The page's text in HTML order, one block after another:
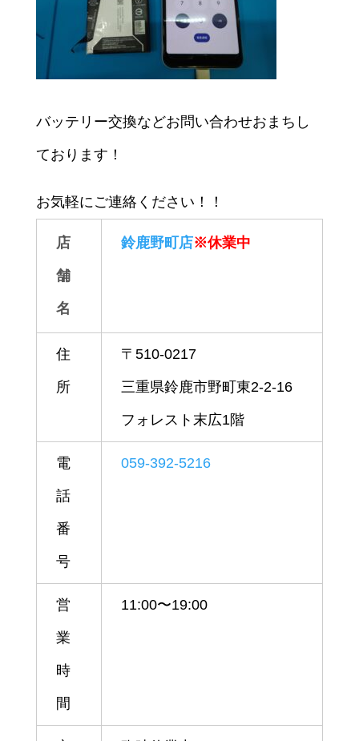
バッテリー交換などお問い合わせおまちし
ております！
お気軽にご連絡ください！！
店
舗
名
鈴鹿野町店※休業中
住
所
〒510-0217
三重県鈴鹿市野町東2-2-16
フォレスト末広1階
電
話
番
号
059-392-5216
営
業
時
間
11:00〜19:00